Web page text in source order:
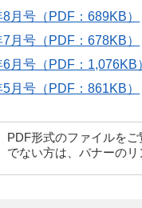
月号（PDF：689KB）
月号（PDF：678KB）
月号（PDF：1,076KB
月号（PDF：861KB）
PDF形式のファイルを
でない方は、バナーの